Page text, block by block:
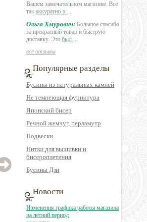
Бусина из
натурального камня
аметист в форме
бочонка
агат ботсвана круглая
Вашем замечательном магазине. Все
так аккуратно р ...
Ольга Хмурович: Большое спасибо
за прекрасный товар и быструю
доставку. Это был ...
все отзывы
Популярные разделы
Бусины из натуральных камней
Не темнеющая фурнитура
Японский бисер
Речной жемчуг, перламутр
Подвески
Нитки для вышивки и
бисероплетения
Бусины Дзи
Новости
Изменения графика работы магазина
на летний период